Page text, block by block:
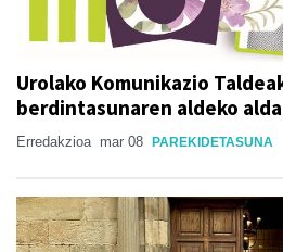
Urolako Komunikazio
berdintasunaren aldeko
Erredakzioa mar 08 PAREKIDETASUNA